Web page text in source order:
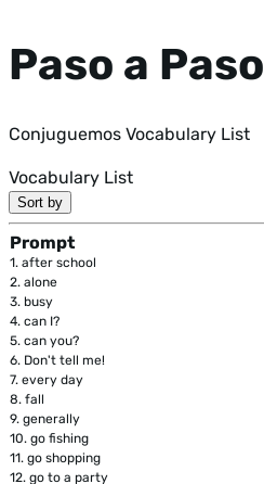
Paso a
Conjuguemos Vocabulary List
Vocabulary List
Sort by
Prompt
1. after school
2. alone
3. busy
4. can I?
5. can you?
6. Don't tell me!
7. every day
8. fall
9. generally
10. go fishing
11. go shopping
12. go to a party